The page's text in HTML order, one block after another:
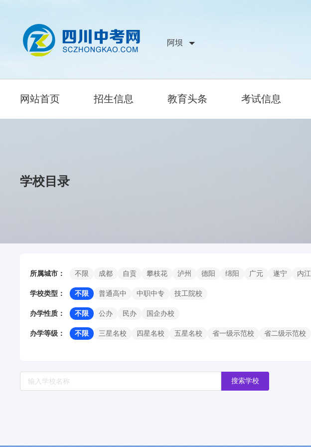
阿坝
网站首页 招生信息 教育头条 考试信息
学校目录
所属城市： 不限 成都 自贡 攀枝花 泸州 德阳 绵阳 广元 遂宁 内江
学校类型： 不限 普通高中 中职中专 技工院校
办学性质： 不限 公办 民办 国企办校
办学等级： 不限 三星名校 四星名校 五星名校 省一级示范校 省二级示范校
搜索学校